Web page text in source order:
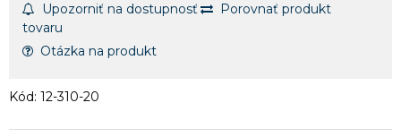
Upozorniť na dostupnosť
tovaru
Porovnať produkt
Otázka na produkt
Kód: 12-310-20